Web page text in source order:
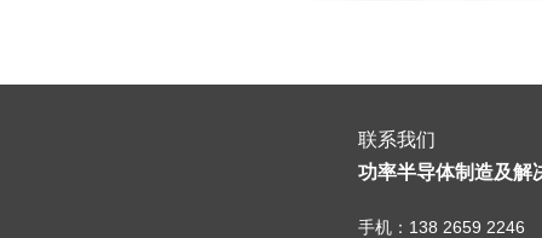
联系我们
功率半导体制造及解
手机：138 2659 2246